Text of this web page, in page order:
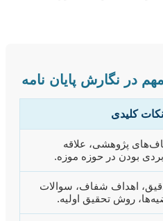
در نگارش پایان نامه
کلیدی
پژوهشی، علاقه
بودن در حوزه موزه.
اهداف شفاف، سوالات
روش تحقیق اولیه.